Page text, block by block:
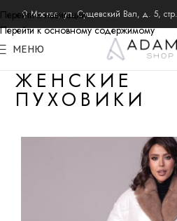
Перейти к навигации
Перейти к основному содержимому
⚲ Москва, ул. Сущевский Вал, д. 5,
МЕНЮ
ЖЕНСКИЕ
ПУХОВИКИ